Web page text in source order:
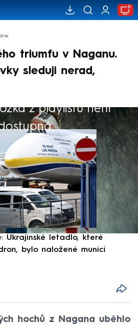
triumfu v Naganu.
sleduji nerad,
z playlistu není
Ukrajinské letadlo, které
bylo naložené municí
hochů z Nagana uběhlo